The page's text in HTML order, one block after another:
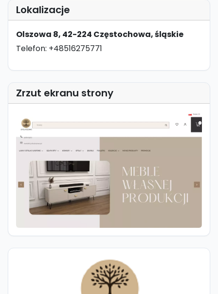
Lokalizacje
Olszowa 8, 42-224 Częstochowa, śląskie
Telefon: +48516275771
Zrzut ekranu strony